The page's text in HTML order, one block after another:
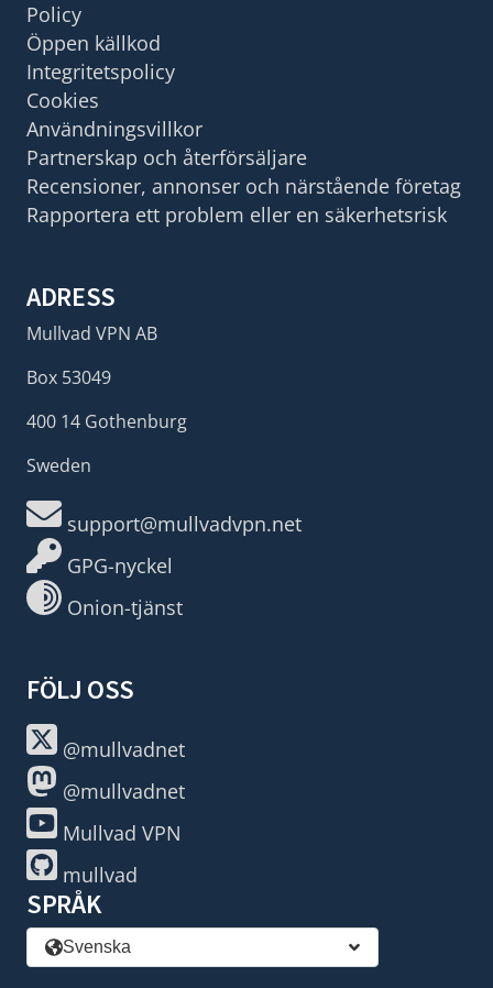
Policy
Öppen källkod
Integritetspolicy
Cookies
Användningsvillkor
Partnerskap och återförsäljare
Recensioner, annonser och närstående företag
Rapportera ett problem eller en säkerhetsrisk
ADRESS
Mullvad VPN AB
Box 53049
400 14 Gothenburg
Sweden
support@mullvadvpn.net
GPG-nyckel
Onion-tjänst
FÖLJ OSS
@mullvadnet
@mullvadnet
Mullvad VPN
mullvad
SPRÅK
Svenska